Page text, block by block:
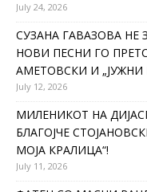
July 24, 2026
СУЗАНА ГАВАЗОВА НЕ
НОВИ ПЕСНИ ГО
АМЕТОВСКИ И „ЈУЖНИ
July 12, 2026
МИЛЕНИКОТ НА
БЛАГОЈЧЕ
МОЈА КРАЛИЦА“!
July 11, 2026